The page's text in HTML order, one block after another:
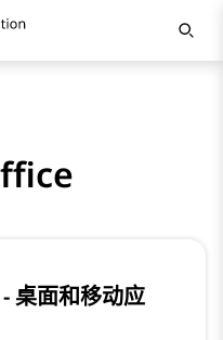
桌面和移动应